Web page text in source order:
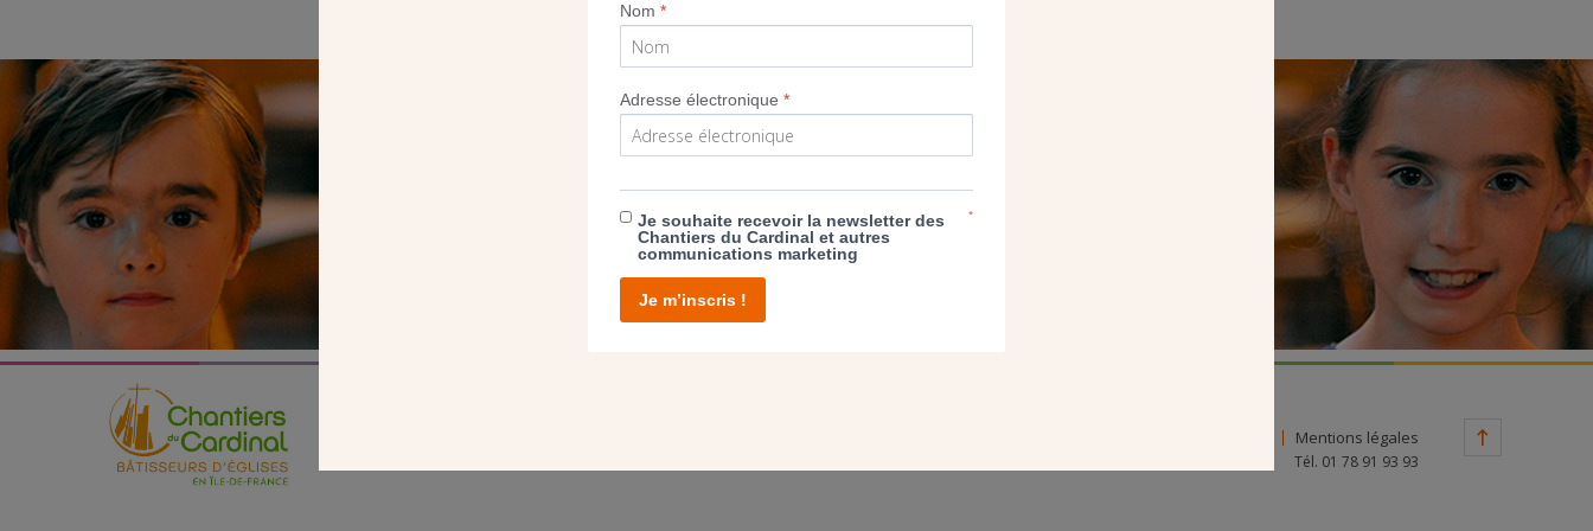
SEUL VOTRE DON
NOUS PERMET D’AGIR
Mentions légales
Tél. 01 78 91 93 93
Nom*
Adresse électronique*
Je souhaite recevoir la newsletter des
Chantiers du Cardinal et autres
communications marketing
*
Je m’inscris !